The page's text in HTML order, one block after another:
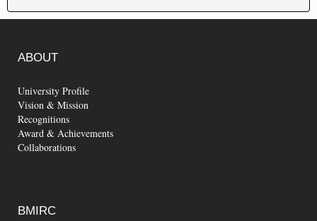
ABOUT
University Profile
Vision & Mission
Recognitions
Award & Achievements
Collaborations
BMIRC